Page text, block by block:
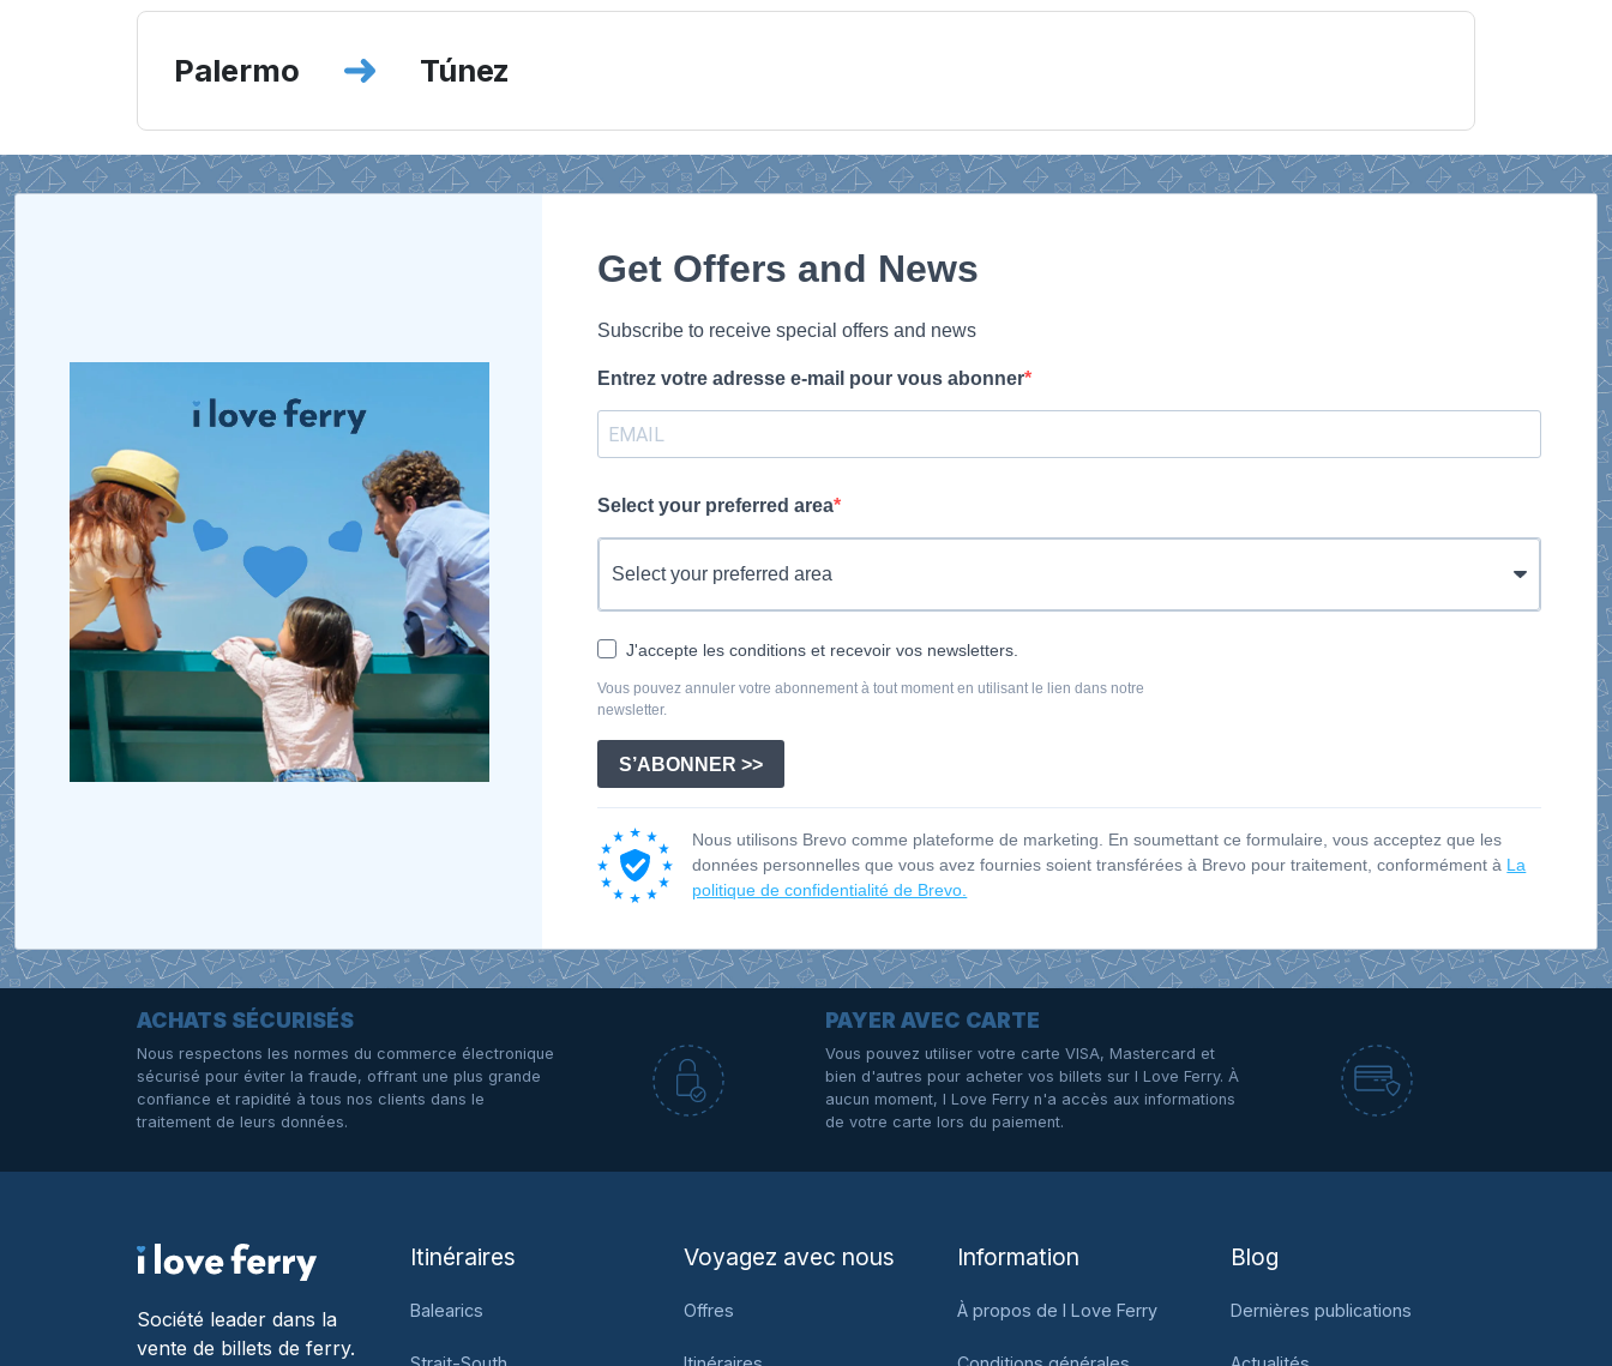
Palermo Túnez
Get Offers and News
Subscribe to receive special offers and news
Entrez votre adresse e-mail pour vous abonner
Select your preferred area
J'accepte les conditions et recevoir vos newsletters.
Vous pouvez annuler votre abonnement à tout moment en utilisant le lien dans notre
newsletter.
S’ABONNER >>
Nous utilisons Brevo comme plateforme de marketing. En soumettant ce formulaire, vous acceptez que les
données personnelles que vous avez fournies soient transférées à Brevo pour traitement, conformément à La
politique de confidentialité de Brevo.
ACHATS SÉCURISÉS
Nous respectons les normes du commerce électronique
sécurisé pour éviter la fraude, offrant une plus grande
confiance et rapidité à tous nos clients dans le
traitement de leurs données.
PAYER AVEC CARTE
Vous pouvez utiliser votre carte VISA, Mastercard et
bien d'autres pour acheter vos billets sur I Love Ferry. À
aucun moment, I Love Ferry n'a accès aux informations
de votre carte lors du paiement.
Société leader dans la
vente de billets de ferry.
Itinéraires
Balearics
Voyagez avec nous
Offres
Information
À propos de I Love Ferry
Blog
Dernières publications